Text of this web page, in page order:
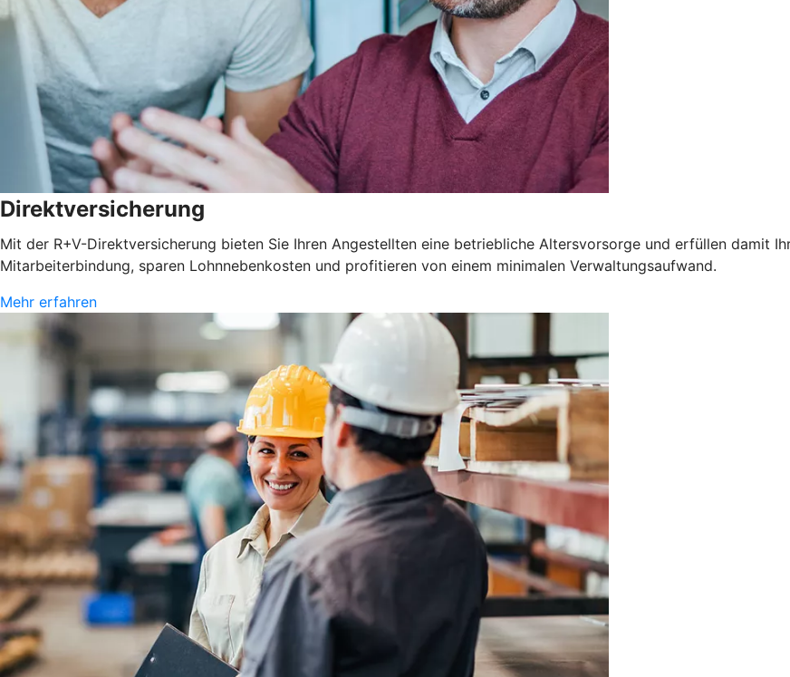
Direktversicherung
Mit der R+V-Direktversicherung bieten Sie Ihren Angestellten eine betriebliche Altersvorsorge und erfüllen damit
Mitarbeiterbindung, sparen Lohnnebenkosten und profitieren von einem minimalen Verwaltungsaufwand.
Mehr erfahren